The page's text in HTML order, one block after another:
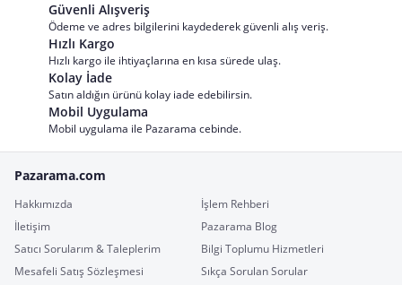
Güvenli Alışveriş
Ödeme ve adres bilgilerini kaydederek güvenli alış veriş.
Hızlı Kargo
Hızlı kargo ile ihtiyaçlarına en kısa sürede ulaş.
Kolay İade
Satın aldığın ürünü kolay iade edebilirsin.
Mobil Uygulama
Mobil uygulama ile Pazarama cebinde.
Pazarama.com
Hakkımızda
İşlem Rehberi
İletişim
Pazarama Blog
Satıcı Sorularım & Taleplerim
Bilgi Toplumu Hizmetleri
Mesafeli Satış Sözleşmesi
Sıkça Sorulan Sorular